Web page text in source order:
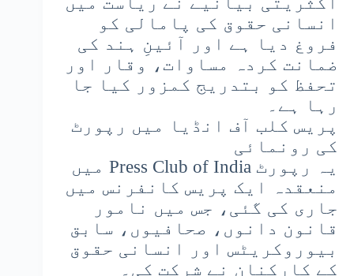
انسانی حقوق کی پامالی کو
فروغ دیا ہے اور آئینِ ہند کی
ضمانت کردہ مساوات، وقار اور
تحفظ کو بتدریج کمزور کیا جا
رہا ہے۔
پریس کلب آف انڈیا میں رپورٹ
کی رونمائی
یہ رپورٹ Press Club of India میں
منعقدہ ایک پریس کانفرنس میں
جاری کی گئی، جس میں نامور
قانون دانوں، صحافیوں، سابق
بیوروکریٹس اور انسانی حقوق
کے کارکنان نے شرکت کی۔